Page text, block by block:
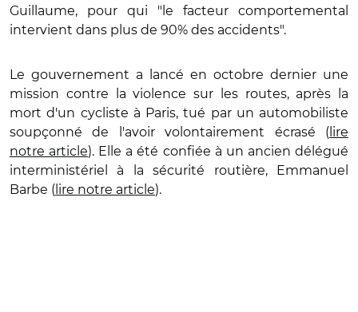
Guillaume, pour qui "le facteur comportemental
intervient dans plus de 90% des accidents".
Le gouvernement a lancé en octobre dernier une
mission contre la violence sur les routes, après la
mort d'un cycliste à Paris, tué par un automobiliste
soupçonné de l'avoir volontairement écrasé ( lire
notre article). Elle a été confiée à un ancien délégué
interministériel à la sécurité routière, Emmanuel
Barbe ( lire notre article).